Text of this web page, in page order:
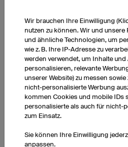
DAS SPEKTAKEL DES MOTOCROSS
Lange hatten sich die USA
Wir brauchen Ihre Einwilligung
nutzen zu können. Wir und
und ähnliche Technologien, um
wie z. B. Ihre IP-Adresse zu
werden verwendet, um Inhalte und
personalisieren, relevante
unserer Website) zu messen
nicht-personalisierte Werbung
kommen Cookies und mobile IDs
personalisierte als auch für nicht-
zum Einsatz.
Sie können Ihre Einwilligung
anpassen.